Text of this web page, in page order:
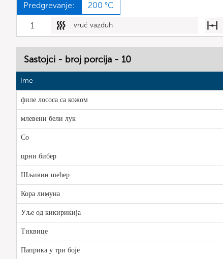
Predgrevanje: 200 °C
1 vruć vazduh
Sastojci - broj porcija - 10
Ime
филе лососа са кожом
млевени бели лук
Со
црни бибер
Шљивин шећер
Кора лимуна
Уље од кикирикија
Тиквице
Паприка у три боје